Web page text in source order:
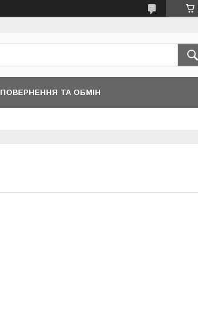
ПОВЕРНЕННЯ ТА ОБМІН